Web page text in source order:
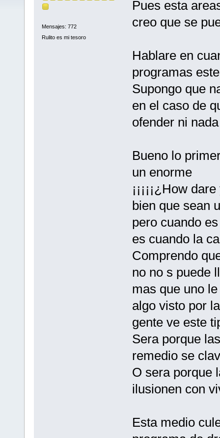
Mensajes: 772
Rulito es mi tesoro
Pues esta
creo que se
Hablare en
programas
Supongo que
en el caso de
ofender ni
Bueno lo
un enorme
¡¡¡¡¡¿How
bien que sean
pero cuando
es cuando la
Comprendo
no no s puede
mas que uno
algo visto por
gente ve este
Sera porque
remedio se
O sera porque
ilusionen con
Esta medio